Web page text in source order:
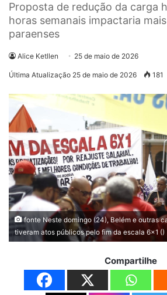
Proposta de redução da carga
horas semanais impactaria
paraenses
Alice Ketllen 25 de maio de 2026
Última Atualização 25 de maio de 2026 181
fonte Neste domingo (24), Belém e outras
tiveram atos públicos pelo fim da escala 6x1 ()
Compartilhe